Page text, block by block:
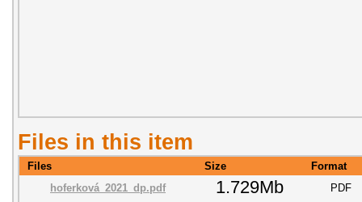
Files in this item
Files Size
Format
hoferková_2021_dp.pdf
1.729Mb PDF